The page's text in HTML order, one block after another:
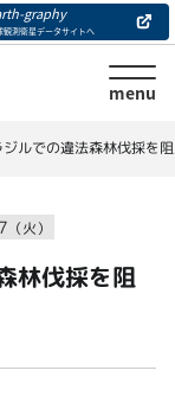
graphy
観測衛星データサイトへ
menu
ルでの違法森林伐採を
（火）
林伐採を阻